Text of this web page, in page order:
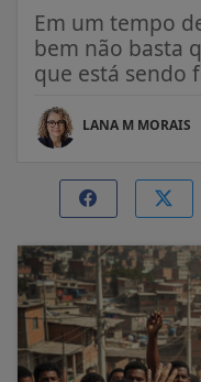
Em um tempo
bem não basta
que está sendo
LANA M MORAIS